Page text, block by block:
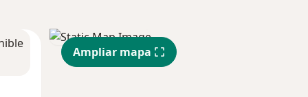
Ampliar mapa